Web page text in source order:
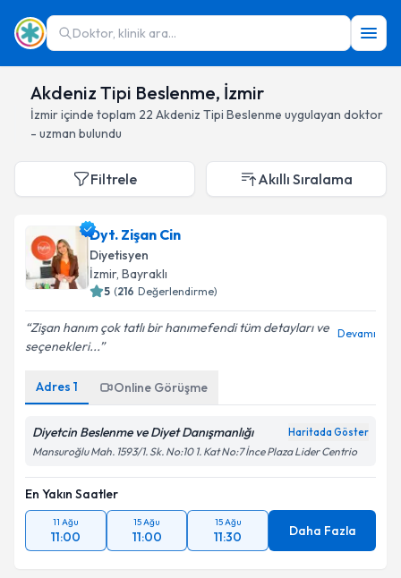
Doktor, klinik ara...
Akdeniz Tipi Beslenme, İzmir
İzmiriçinde toplam 22 Akdeniz Tipi Beslenme uygulayan doktor
- uzman bulundu
Filtrele Akıllı Sıralama
Dyt. Zişan Cin
Diyetisyen
İzmir, Bayraklı
5 (216 Değerlendirme)
Zişan hanım çok tatlı bir hanımefendi tüm detayları ve
seçenekleri...
Devamı
Adres 1 Online Görüşme
Diyetcin Beslenme ve Diyet Danışmanlığı Haritada Göster
Mansuroğlu Mah. 1593/1. Sk. No:10 1. Kat No:7 İnce Plaza Lider Centrio
En Yakın Saatler
11 Ağu
11:00
15 Ağu
11:00
15 Ağu
11:30 Daha Fazla